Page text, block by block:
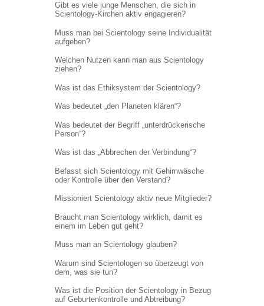
Gibt es viele junge Menschen, die sich in
Scientology-Kirchen aktiv engagieren?
Muss man bei Scientology seine Individualität
aufgeben?
Welchen Nutzen kann man aus Scientology
ziehen?
Was ist das Ethiksystem der Scientology?
Was bedeutet „den Planeten klären“?
Was bedeutet der Begriff „unterdrückerische
Person“?
Was ist das „Abbrechen der Verbindung“?
Befasst sich Scientology mit Gehirnwäsche
oder Kontrolle über den Verstand?
Missioniert Scientology aktiv neue Mitglieder?
Braucht man Scientology wirklich, damit es
einem im Leben gut geht?
Muss man an Scientology glauben?
Warum sind Scientologen so überzeugt von
dem, was sie tun?
Was ist die Position der Scientology in Bezug
auf Geburtenkontrolle und Abtreibung?